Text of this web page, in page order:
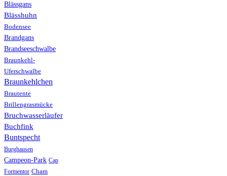
Blässgans
Blässhuhn
Bodensee
Brandgans
Brandseeschwalbe
Braunkehl-
Uferschwalbe
Braunkehlchen
Brautente
Brillengrasmücke
Bruchwasserläufer
Buchfink
Buntspecht
Burghausen
Campeon-Park Cap
Formentor Cham